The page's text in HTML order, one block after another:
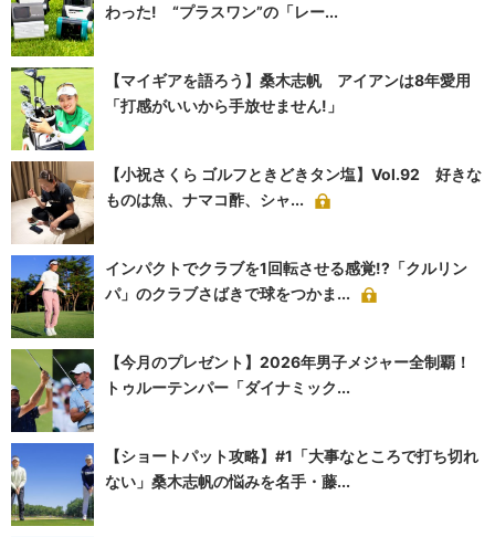
わった! “プラスワン”の「レー...
【マイギアを語ろう】桑木志帆 アイアンは8年愛用
「打感がいいから手放せません!」
【小祝さくら ゴルフときどきタン塩】Vol.92 好きな
ものは魚、ナマコ酢、シャ...
インパクトでクラブを1回転させる感覚!?「クルリン
パ」のクラブさばきで球をつかま...
【今月のプレゼント】2026年男子メジャー全制覇！
トゥルーテンパー「ダイナミック...
【ショートパット攻略】#1「大事なところで打ち切れ
ない」桑木志帆の悩みを名手・藤...